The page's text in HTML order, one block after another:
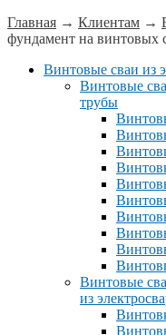
Главная → Клиентам →
фундамент на винтовых
Винтовые сваи из
Винтовые
трубы
Винтовые
из